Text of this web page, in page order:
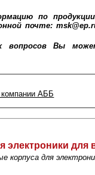
по
почте:
вопросов Вы
компании АББ
электроники для
корпуса для